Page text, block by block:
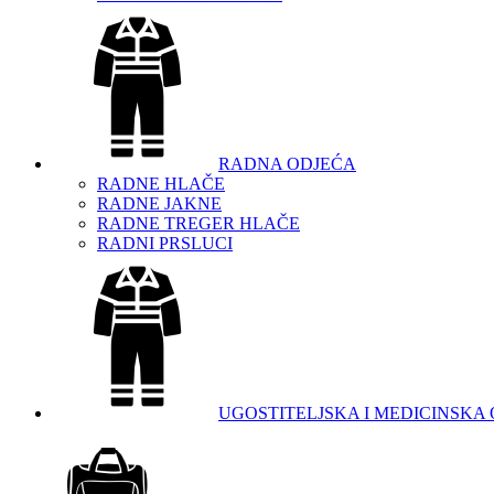
RADNA ODJEĆA
RADNE HLAČE
RADNE JAKNE
RADNE TREGER HLAČE
RADNI PRSLUCI
UGOSTITELJSKA I MEDICINSKA